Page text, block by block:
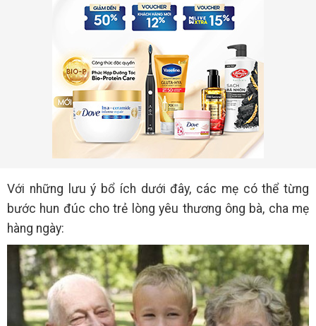
Với những lưu ý bổ ích dưới đây, các mẹ có thể từng
bước hun đúc cho trẻ lòng yêu thương ông bà, cha mẹ
hàng ngày: